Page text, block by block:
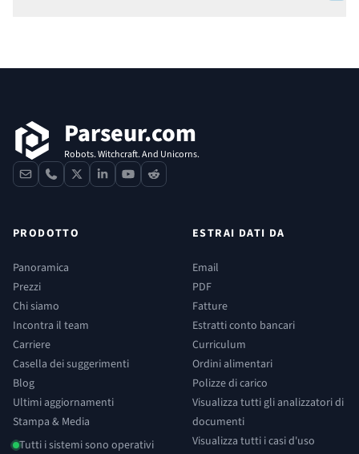
Parseur.com
Robots. Witchcraft. And Unicorns.
contactphone
x linkedinyoutube
reddit
PRODOTTO
Panoramica
Prezzi
Chi siamo
Incontra il team
Carriere
Casella dei suggerimenti
Blog
Ultimi aggiornamenti
Stampa & Media
Tutti i sistemi sono operativi
ESTRAI DATI DA
Email
PDF
Fatture
Estratti conto bancari
Curriculum
Ordini alimentari
Polizze di carico
Visualizza tutti gli analizzatori di
documenti
Visualizza tutti i casi d'uso